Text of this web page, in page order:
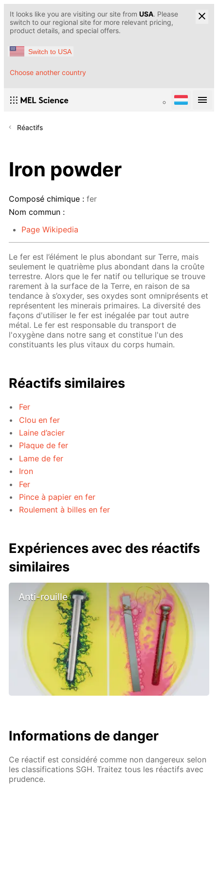
It looks like you are visiting our site from USA. Please
switch to our regional site for more relevant pricing,
product details, and special offers.
Switch to USA
Choose another country
Réactifs
Iron powder
Composé chimique : fer
Nom commun :
Page Wikipedia
Le fer est l’élément le plus abondant sur Terre, mais
seulement le quatrième plus abondant dans la croûte
terrestre. Alors que le fer natif ou tellurique se trouve
rarement à la surface de la Terre, en raison de sa
tendance à s’oxyder, ses oxydes sont omniprésents et
représentent les minerais primaires. La diversité des
façons d'utiliser le fer est inégalée par tout autre
métal. Le fer est responsable du transport de
l'oxygène dans notre sang et constitue l'un des
constituants les plus vitaux du corps humain.
Réactifs similaires
Fer
Clou en fer
Laine d’acier
Plaque de fer
Lame de fer
Iron
Fer
Pince à papier en fer
Roulement à billes en fer
Expériences avec des réactifs
similaires
Anti-rouille
Informations de danger
Ce réactif est considéré comme non dangereux selon
les classifications SGH. Traitez tous les réactifs avec
prudence.